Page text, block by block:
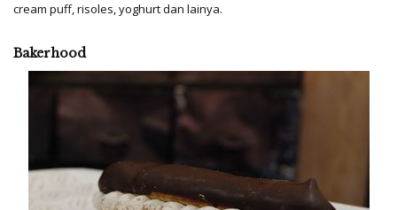
cream puff, risoles, yoghurt dan lainya.
Bakerhood